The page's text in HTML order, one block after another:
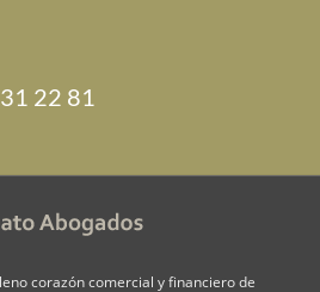
22 81
corazón comercial y financiero de